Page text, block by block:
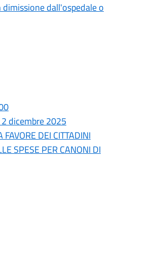
dall'ospedale o
2 dicembre 2025
DEI CITTADINI
SPESE PER CANONI DI